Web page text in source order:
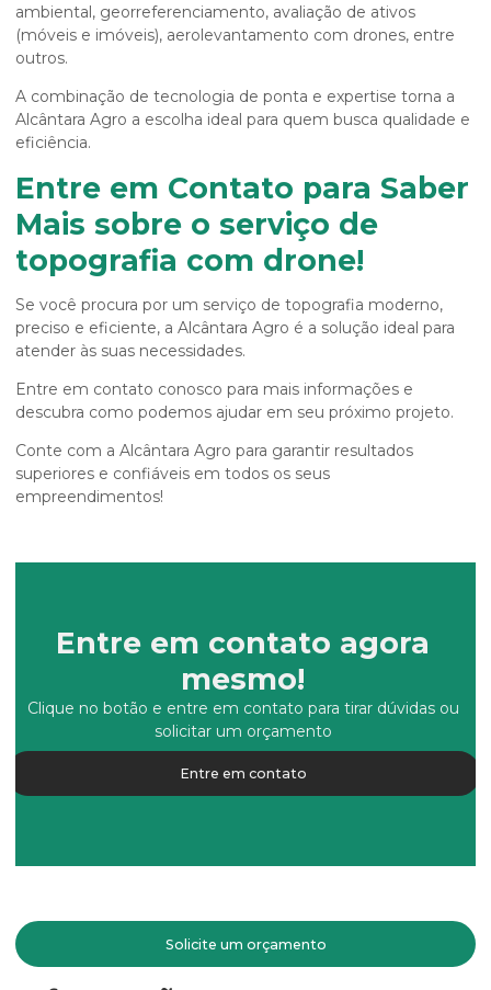
ambiental, georreferenciamento, avaliação de ativos
(móveis e imóveis), aerolevantamento com drones, entre
outros.
A combinação de tecnologia de ponta e expertise torna a
Alcântara Agro a escolha ideal para quem busca qualidade e
eficiência.
Entre em Contato para Saber
Mais sobre o serviço de
topografia com drone!
Se você procura por um serviço de topografia moderno,
preciso e eficiente, a Alcântara Agro é a solução ideal para
atender às suas necessidades.
Entre em contato conosco para mais informações e
descubra como podemos ajudar em seu próximo projeto.
Conte com a Alcântara Agro para garantir resultados
superiores e confiáveis em todos os seus
empreendimentos!
Entre em contato agora
mesmo!
Clique no botão e entre em contato para tirar dúvidas ou
solicitar um orçamento
Entre em contato
Solicite um orçamento